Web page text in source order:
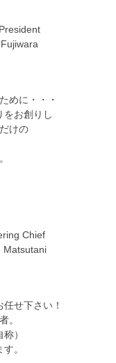
めに・・・
をお創りし
けの
Chief
Matsutani
せ下さい！
。
）
。